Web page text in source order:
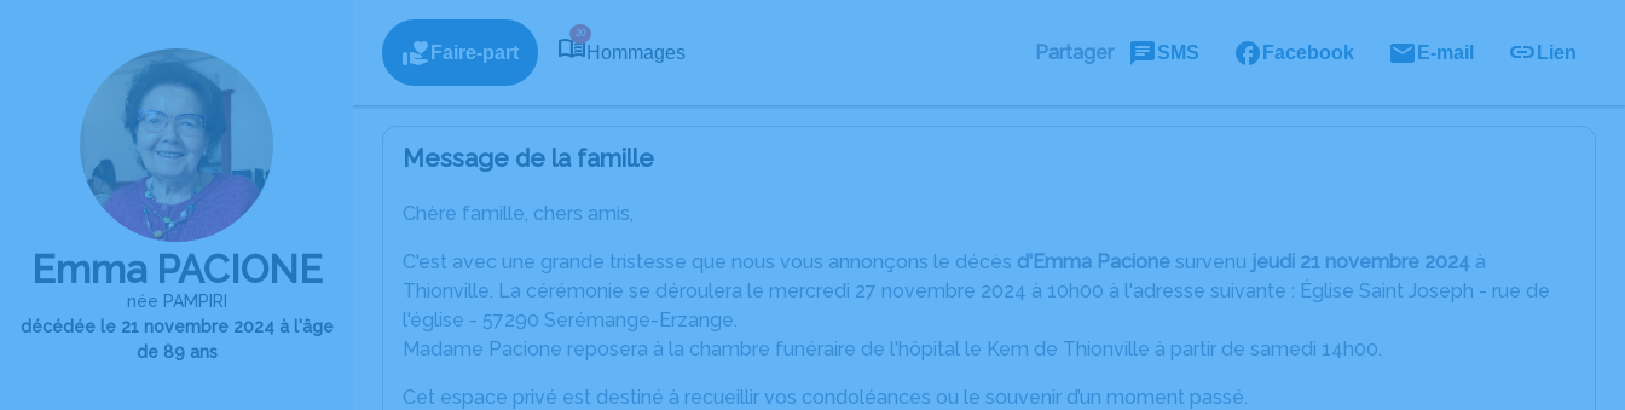
Emma PACIONE
née PAMPIRI
décédée le 21 novembre 2024 à l'âge
de 89 ans
Faire-part
20
Hommages Partager SMS Facebook E-mail Lien
Message de la famille
Chère famille, chers amis,
C'est avec une grande tristesse que nous vous annonçons le décès d'Emma Pacione survenu jeudi 21 novembre 2024 à
Thionville. La cérémonie se déroulera le mercredi 27 novembre 2024 à 10h00 à l'adresse suivante : Église Saint Joseph - rue de
l'église - 57290 Serémange-Erzange.
Madame Pacione reposera à la chambre funéraire de l'hôpital le Kem de Thionville à partir de samedi 14h00.
Cet espace privé est destiné à recueillir vos condoléances ou le souvenir d’un moment passé.